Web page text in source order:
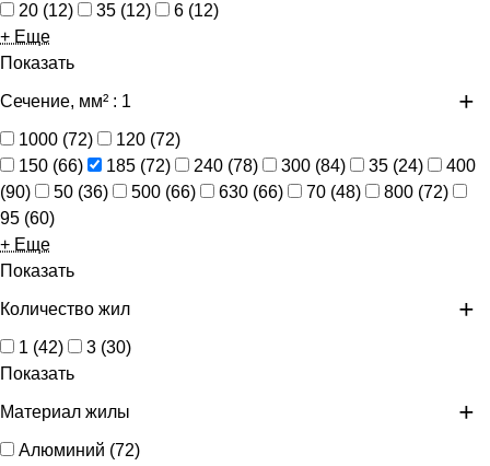
20 (12) 35 (12) 6 (12)
+ Еще
Показать
Сечение, мм² : 1
1000 (72) 120 (72)
150 (66) 185 (72) 240 (78) 300 (84) 35 (24)
400
(90) 50 (36) 500 (66) 630 (66) 70 (48) 800 (72)
95 (60)
+ Еще
Показать
Количество жил
1 (42) 3 (30)
Показать
Материал жилы
Алюминий (72)